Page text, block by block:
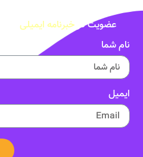
عضویت در خبرنامه ایمیلی
نام شما
ایمیل